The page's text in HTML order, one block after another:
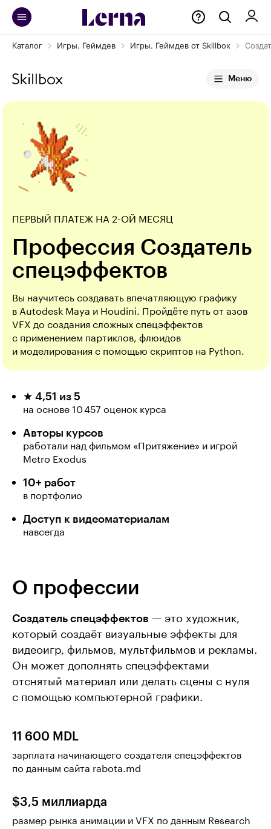
Каталог Игры. Геймдев Игры. Геймдев от Skillbox
Меню
ПЕРВЫЙ ПЛАТЕЖ НА 2-ОЙ МЕСЯЦ
Профессия Создатель
спецэффектов
Вы научитесь создавать впечатляющую графику
в Autodesk Maya и Houdini. Пройдёте путь от азов
VFX до создания сложных спецэффектов
с применением партиклов, флюидов
и моделирования с помощью скриптов на Python.
★ 4,51 из 5
на основе 10 457 оценок курса
Авторы курсов
работали над фильмом «Притяжение» и игрой
Metro Exodus
10+ работ
в портфолио
Доступ к видеоматериалам
навсегда
О профессии
Создатель спецэффектов — это художник,
который создаёт визуальные эффекты для
видеоигр, фильмов, мультфильмов и рекламы.
Он может дополнять спецэффектами
отснятый материал или делать сцены с нуля
с помощью компьютерной графики.
11 600 MDL
зарплата начинающего создателя спецэффектов
по данным сайта rabota.md
$3,5 миллиарда
размер рынка анимации и VFX по данным Research